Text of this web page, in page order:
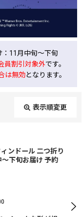
11月中旬〜下旬
員割引対象外です。
は無効となります。
表示順変更
ンドール 二つ折り
下旬お届け 予約